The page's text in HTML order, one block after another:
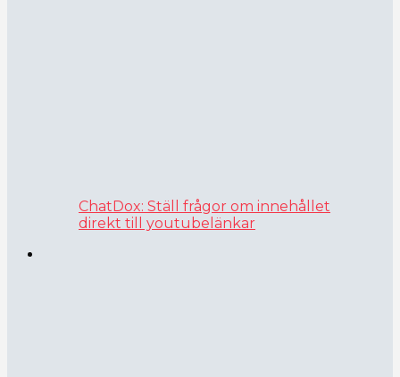
ChatDox: Ställ frågor om innehållet
direkt till youtubelänkar